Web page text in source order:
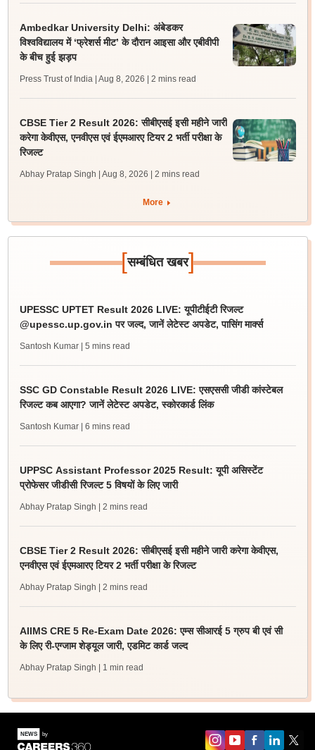
Ambedkar University Delhi: अंबेडकर
विश्वविद्यालय में ‘फ्रेशर्स मीट’ के दौरान आइसा और एबीवीपी
के बीच हुई झड़प
Press Trust of India | Aug 8, 2026 | 2 mins read
CBSE Tier 2 Result 2026: सीबीएसई इसी महीने जारी
करेगा केवीएस, एनवीएस एवं ईएमआरए टियर 2 भर्ती परीक्षा के
रिजल्ट
Abhay Pratap Singh | Aug 8, 2026 | 2 mins read
More
[सम्बंधित खबर]
UPESSC UPTET Result 2026 LIVE: यूपीटीईटी रिजल्ट
@upessc.up.gov.in पर जल्द, जानें लेटेस्ट अपडेट, पासिंग मार्क्स
Santosh Kumar | 5 mins read
SSC GD Constable Result 2026 LIVE: एसएससी जीडी कांस्टेबल
रिजल्ट कब आएगा? जानें लेटेस्ट अपडेट, स्कोरकार्ड लिंक
Santosh Kumar | 6 mins read
UPPSC Assistant Professor 2025 Result: यूपी असिस्टेंट
प्रोफेसर जीडीसी रिजल्ट 5 विषयों के लिए जारी
Abhay Pratap Singh | 2 mins read
CBSE Tier 2 Result 2026: सीबीएसई इसी महीने जारी करेगा केवीएस,
एनवीएस एवं ईएमआरए टियर 2 भर्ती परीक्षा के रिजल्ट
Abhay Pratap Singh | 2 mins read
AIIMS CRE 5 Re-Exam Date 2026: एम्स सीआरई 5 ग्रुप बी एवं सी
के लिए री-एग्जाम शेड्यूल जारी, एडमिट कार्ड जल्द
Abhay Pratap Singh | 1 min read